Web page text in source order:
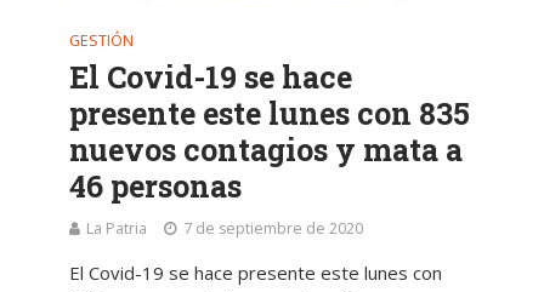
GESTIÓN
El Covid-19 se hace
presente este lunes con 835
nuevos contagios y mata a
46 personas
La Patria 7 de septiembre de 2020
El Covid-19 se hace presente este lunes con